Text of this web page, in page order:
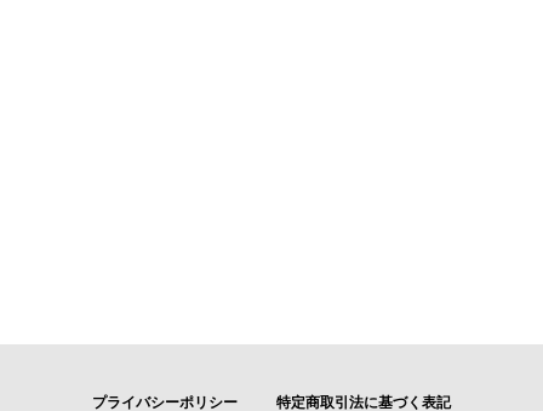
プライバシーポリシー 特定商取引法に基づく表記